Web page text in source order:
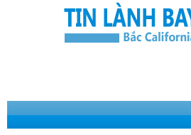
Home